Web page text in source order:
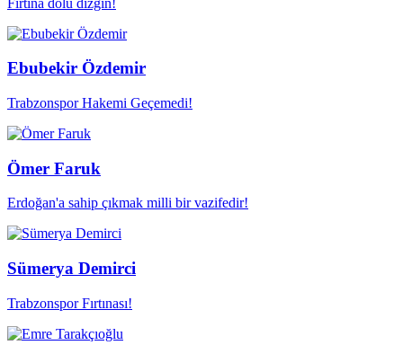
Ebubekir Özdemir
Trabzonspor Hakemi Geçemedi!
Ömer Faruk
Erdoğan'a sahip çıkmak milli bir vazifedir!
Sümerya Demirci
Trabzonspor Fırtınası!